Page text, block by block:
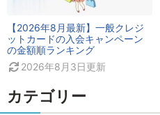
【2026年8月最新】一般クレジ
ットカードの入会キャンペーン
の金額順ランキング
2026年8月3日更新
カテゴリー